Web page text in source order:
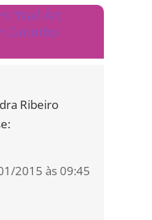
“Nail Art
Carimbo
Ribeiro
2015 às 09:45